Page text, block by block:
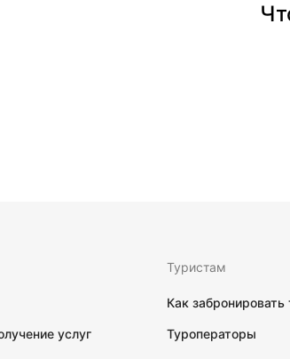
услуг
Туристам
Как забронировать
Туроператоры